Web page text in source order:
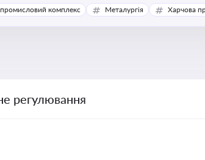
комплекс Металургія Харчова
регулювання